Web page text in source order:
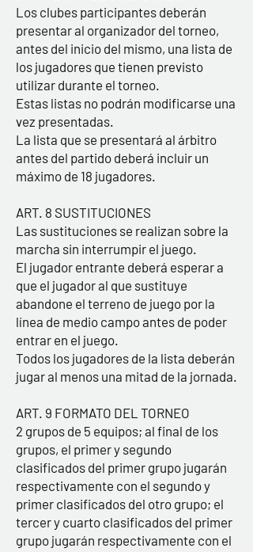
Los clubes participantes deberán
presentar al organizador del torneo,
antes del inicio del mismo, una lista de
los jugadores que tienen previsto
utilizar durante el torneo.
Estas listas no podrán modificarse una
vez presentadas.
La lista que se presentará al árbitro
antes del partido deberá incluir un
máximo de 18 jugadores.
ART. 8 SUSTITUCIONES
Las sustituciones se realizan sobre la
marcha sin interrumpir el juego.
El jugador entrante deberá esperar a
que el jugador al que sustituye
abandone el terreno de juego por la
línea de medio campo antes de poder
entrar en el juego.
Todos los jugadores de la lista deberán
jugar al menos una mitad de la jornada.
ART. 9 FORMATO DEL TORNEO
2 grupos de 5 equipos; al final de los
grupos, el primer y segundo
clasificados del primer grupo jugarán
respectivamente con el segundo y
primer clasificados del otro grupo; el
tercer y cuarto clasificados del primer
grupo jugarán respectivamente con el